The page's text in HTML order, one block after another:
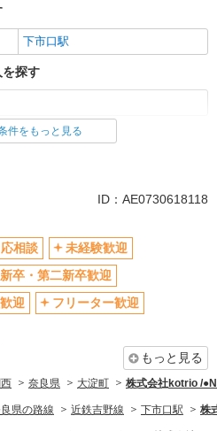
下市口駅
を探す
求人を探す
新卒・第二新卒歓迎
主婦・主夫歓迎
学歴不問
シニア（60代～）活躍中
ボーナス・賞与あり
完全週休2日制
件をもっと見る
ID：AE0730618118
相談
未経験歓迎
新卒・第二新卒歓迎
迎
フリーター歓迎
もっと見る
奈良県 大淀町 株式会社kotrio /
県の路線 近鉄吉野線 下市口駅 株